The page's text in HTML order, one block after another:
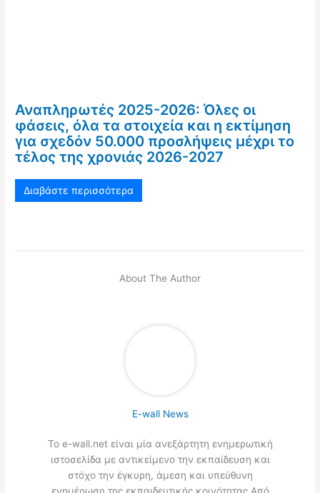
Αναπληρωτές 2025-2026: Όλες οι
φάσεις, όλα τα στοιχεία και η εκτίμηση
για σχεδόν 50.000 προσλήψεις μέχρι το
τέλος της χρονιάς 2026-2027
Διαβάστε περισσότερα
About The Author
E-wall News
Το e-wall.net είναι μία ανεξάρτητη ενημερωτική
ιστοσελίδα με αντικείμενο την εκπαίδευση και
στόχο την έγκυρη, άμεση και υπεύθυνη
ενημέρωση της εκπαιδευτικής κοινότητας.Από